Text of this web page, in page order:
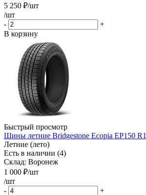
5 250 ₽/шт
/шт
-
+
В корзину
Быстрый просмотр
Шины летние Bridgestone Ecopia EP150
Летние (лето)
Есть в наличии (4)
Склад: Воронеж
1 000 ₽/шт
/шт
-
+